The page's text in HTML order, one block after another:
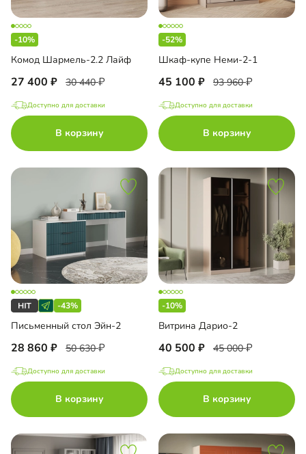
-10%
Комод Шармель-2.2 Лайф
27 400 30 440
Доступно для доставки
В корзину
-52%
Шкаф-купе Неми-2-1
45 100 93 960
Доступно для доставки
В корзину
-43%
Письменный стол Эйн-2
28 860 50 630
Доступно для доставки
В корзину
-10%
Витрина Дарио-2
40 500 45 000
Доступно для доставки
В корзину